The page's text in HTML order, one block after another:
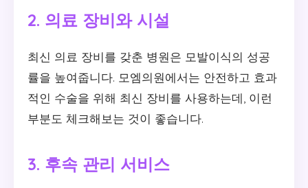
2. 의료 장비와 시설
최신 의료 장비를 갖춘 병원은 모발이식의 성공
률을 높여줍니다. 모엠의원에서는 안전하고 효과
적인 수술을 위해 최신 장비를 사용하는데, 이런
부분도 체크해보는 것이 좋습니다.
3. 후속 관리 서비스